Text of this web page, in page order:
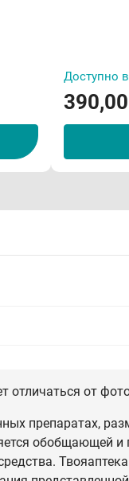
Доступно
отличаться от
препаратах,
обобщающей и